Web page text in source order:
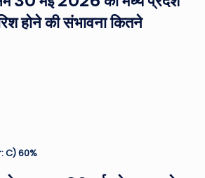
होने की संभावना कितने
C) 60%